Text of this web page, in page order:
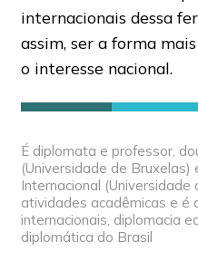
internacionais dessa
assim, ser a forma
o interesse nacional.
É diplomata e professor,
(Universidade de Bruxelas)
Internacional
atividades acadêmicas e é
internacionais, diplomacia
diplomática do Brasil